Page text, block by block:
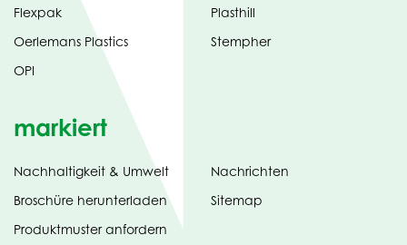
Flexpak
Oerlemans Plastics
OPI
Plasthill
Stempher
markiert
Nachhaltigkeit & Umwelt
Broschüre herunterladen(opens
in
new
Produktmuster anfordern
Nachrichten
Sitemap